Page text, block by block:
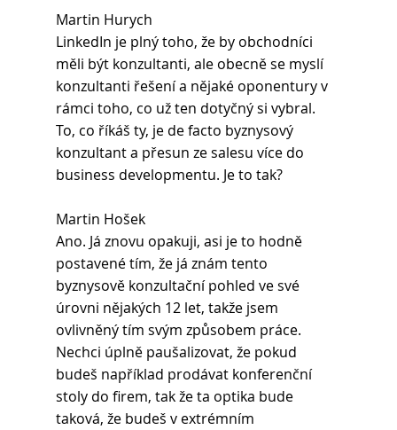
Martin Hurych
LinkedIn je plný toho, že by obchodníci
měli být konzultanti, ale obecně se myslí
konzultanti řešení a nějaké oponentury v
rámci toho, co už ten dotyčný si vybral.
To, co říkáš ty, je de facto byznysový
konzultant a přesun ze salesu více do
business developmentu. Je to tak?
Martin Hošek
Ano. Já znovu opakuji, asi je to hodně
postavené tím, že já znám tento
byznysově konzultační pohled ve své
úrovni nějakých 12 let, takže jsem
ovlivněný tím svým způsobem práce.
Nechci úplně paušalizovat, že pokud
budeš například prodávat konferenční
stoly do firem, tak že ta optika bude
taková, že budeš v extrémním